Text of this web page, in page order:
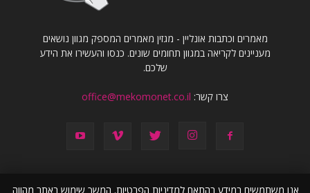
מאמרים וכתבות אונליין - מגזין מאמרים המספק מגוון נושאים
מעניינים לקריאה במגוון תחומים שונים. כנסו והעשירו את הידע
שלכם.
צרו קשר: office@mekomonet.co.il
אנו משתמשים במידע בהתאם למדיניות הפרטיות. המשך שימוש באתר מהווה